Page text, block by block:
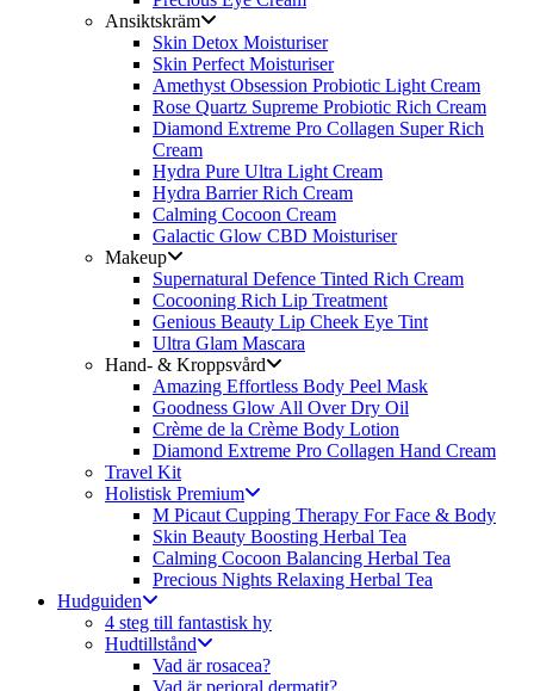
Ansiktskräm
Skin Detox Moisturiser
Skin Perfect Moisturiser
Amethyst Obsession Probiotic Light Cream
Rose Quartz Supreme Probiotic Rich Cream
Diamond Extreme Pro Collagen Super Rich
Cream
Hydra Pure Ultra Light Cream
Hydra Barrier Rich Cream
Calming Cocoon Cream
Galactic Glow CBD Moisturiser
Makeup
Supernatural Defence Tinted Rich Cream
Cocooning Rich Lip Treatment
Genious Beauty Lip Cheek Eye Tint
Ultra Glam Mascara
Hand- & Kroppsvård
Amazing Effortless Body Peel Mask
Goodness Glow All Over Dry Oil
Crème de la Crème Body Lotion
Diamond Extreme Pro Collagen Hand Cream
Travel Kit
Holistisk Premium
M Picaut Cupping Therapy For Face & Body
Skin Beauty Boosting Herbal Tea
Calming Cocoon Balancing Herbal Tea
Precious Nights Relaxing Herbal Tea
Hudguiden
4 steg till fantastisk hy
Hudtillstånd
Vad är rosacea?
Vad är perioral dermatit?